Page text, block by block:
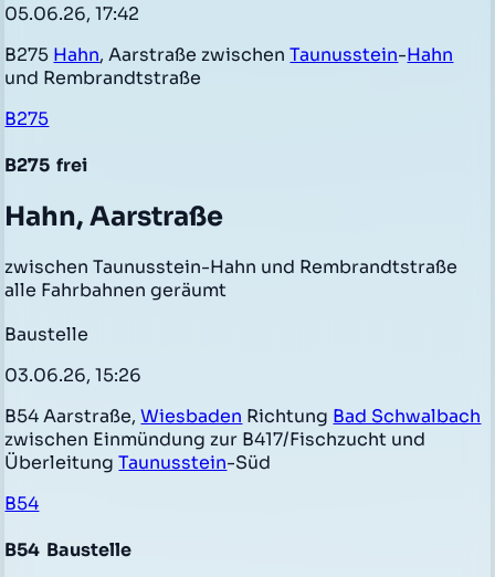
05.06.26, 17:42
B275 Hahn, Aarstraße zwischenTaunusstein-Hahn
und Rembrandtstraße
B275
B275 frei
Hahn, Aarstraße
zwischen Taunusstein-Hahn und Rembrandtstraße
alle Fahrbahnen geräumt
Baustelle
03.06.26, 15:26
B54 Aarstraße,Wiesbaden Richtung Bad Schwalbach
zwischen Einmündung zur B417/Fischzucht und
ÜberleitungTaunusstein-Süd
B54
B54 Baustelle